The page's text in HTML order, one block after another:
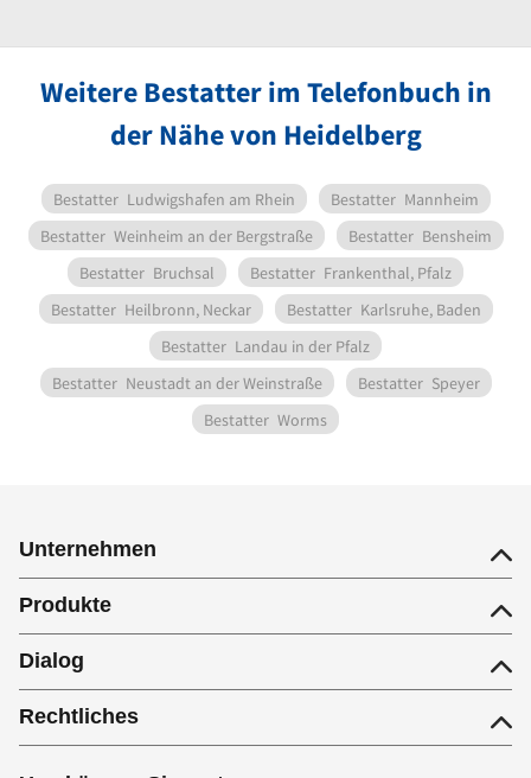
Weitere Bestatter im Telefonbuch in
der Nähe von Heidelberg
Bestatter Ludwigshafen am Rhein Bestatter Mannheim
Bestatter Weinheim an der Bergstraße Bestatter Bensheim
Bestatter Bruchsal Bestatter Frankenthal, Pfalz
Bestatter Heilbronn, Neckar Bestatter Karlsruhe, Baden
Bestatter Landau in der Pfalz
Bestatter Neustadt an der Weinstraße Bestatter Speyer
Bestatter Worms
Unternehmen
Produkte
Dialog
Rechtliches